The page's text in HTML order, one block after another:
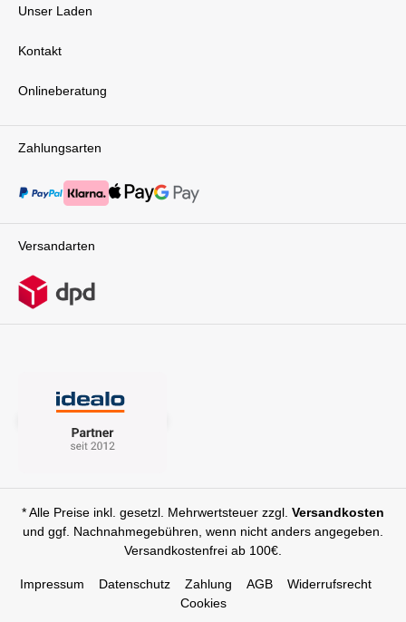
Zahlungsarten
Versandarten
Unser Laden
Kontakt
Onlineberatung
* Alle Preise inkl. gesetzl. Mehrwertsteuer zzgl. Versandkosten
und ggf. Nachnahmegebühren, wenn nicht anders angegeben.
Versandkostenfrei ab 100€.
Impressum Datenschutz Zahlung AGB
Widerrufsrecht
Cookies